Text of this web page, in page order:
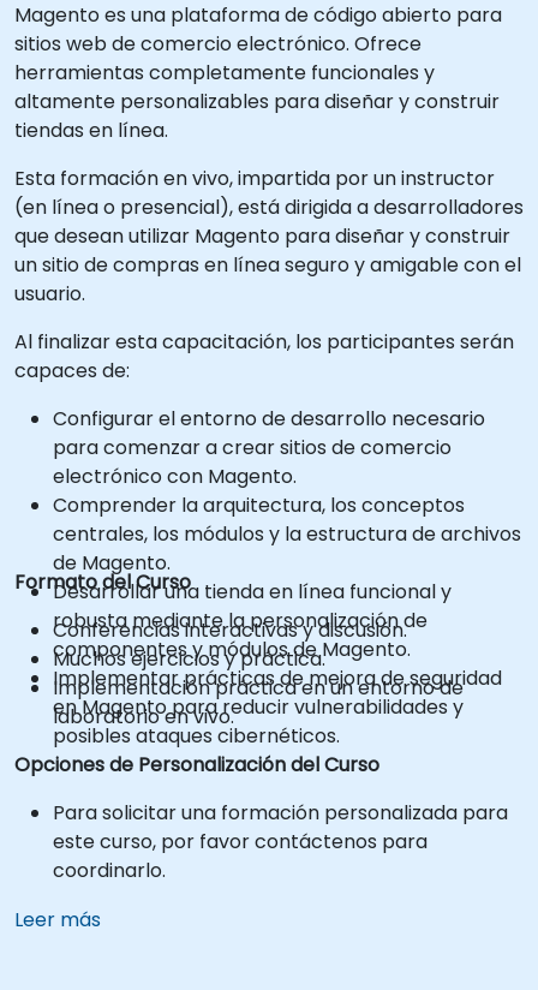
Magento es una plataforma de código abierto para
sitios web de comercio electrónico. Ofrece
herramientas completamente funcionales y
altamente personalizables para diseñar y construir
tiendas en línea.
Esta formación en vivo, impartida por un instructor
(en línea o presencial), está dirigida a desarrolladores
que desean utilizar Magento para diseñar y construir
un sitio de compras en línea seguro y amigable con el
usuario.
Al finalizar esta capacitación, los participantes serán
capaces de:
Configurar el entorno de desarrollo necesario
para comenzar a crear sitios de comercio
electrónico con Magento.
Comprender la arquitectura, los conceptos
centrales, los módulos y la estructura de archivos
de Magento.
Desarrollar una tienda en línea funcional y
robusta mediante la personalización de
componentes y módulos de Magento.
Implementar prácticas de mejora de seguridad
en Magento para reducir vulnerabilidades y
posibles ataques cibernéticos.
Formato del Curso
Conferencias interactivas y discusión.
Muchos ejercicios y práctica.
Implementación práctica en un entorno de
laboratorio en vivo.
Opciones de Personalización del Curso
Para solicitar una formación personalizada para
este curso, por favor contáctenos para
coordinarlo.
Leer más